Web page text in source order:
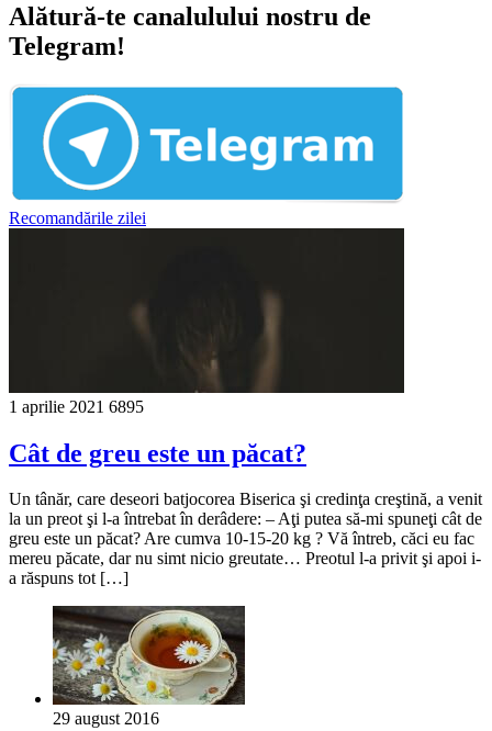
Alătură-te canalulului nostru de
Telegram!
Recomandările zilei
1 aprilie 2021 6895
Cât de greu este un păcat?
Un tânăr, care deseori batjocorea Biserica şi credinţa creştină, a venit
la un preot şi l-a întrebat în derâdere: – Aţi putea să-mi spuneţi cât de
greu este un păcat? Are cumva 10-15-20 kg ? Vă întreb, căci eu fac
mereu păcate, dar nu simt nicio greutate… Preotul l-a privit şi apoi i-
a răspuns tot […]
29 august 2016